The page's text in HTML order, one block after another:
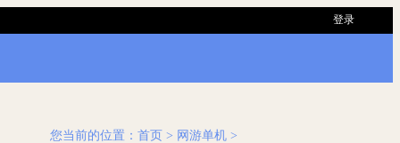
登录
您当前的位置： 首页 > 网游单机 >